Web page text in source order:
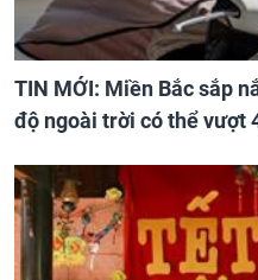
TIN MỚI: Miền Bắc sắp
độ ngoài trời có thể vượt